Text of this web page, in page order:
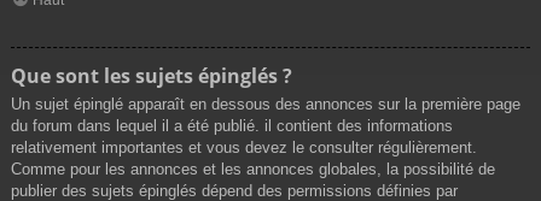
Que sont les sujets épinglés ?
Un sujet épinglé apparaît en dessous des annonces sur la première page
du forum dans lequel il a été publié. il contient des informations
relativement importantes et vous devez le consulter régulièrement.
Comme pour les annonces et les annonces globales, la possibilité de
publier des sujets épinglés dépend des permissions définies par